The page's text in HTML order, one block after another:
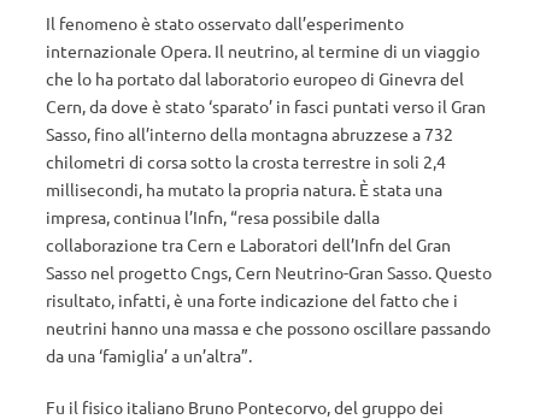
Il fenomeno è stato osservato dall’esperimento
internazionale Opera. Il neutrino, al termine di un viaggio
che lo ha portato dal laboratorio europeo di Ginevra del
Cern, da dove è stato ‘sparato’ in fasci puntati verso il Gran
Sasso, fino all’interno della montagna abruzzese a 732
chilometri di corsa sotto la crosta terrestre in soli 2,4
millisecondi, ha mutato la propria natura. È stata una
impresa, continua l’Infn, “resa possibile dalla
collaborazione tra Cern e Laboratori dell’Infn del Gran
Sasso nel progetto Cngs, Cern Neutrino-Gran Sasso. Questo
risultato, infatti, è una forte indicazione del fatto che i
neutrini hanno una massa e che possono oscillare passando
da una ‘famiglia’ a un’altra”.
Fu il fisico italiano Bruno Pontecorvo, del gruppo dei